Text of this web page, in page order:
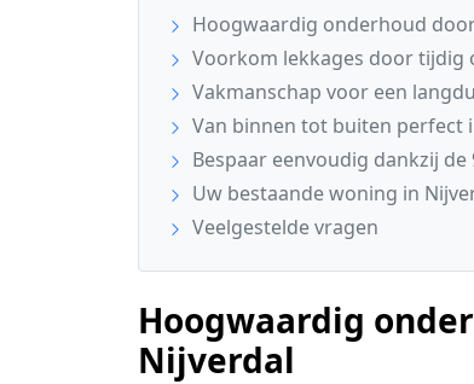
Hoogwaardig onderhoud
Voorkom lekkages door tijdig
Vakmanschap voor een
Van binnen tot buiten perfect
Bespaar eenvoudig dankzij
Uw bestaande woning in
Veelgestelde vragen
Hoogwaardig
Nijverdal